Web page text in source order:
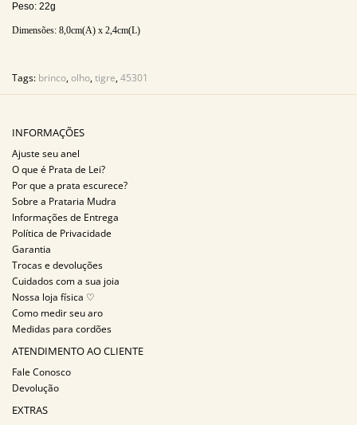
Peso: 22g
Dimensões: 8,0cm(A) x 2,4cm(L)
Tags: brinco,olho,tigre,45301
INFORMAÇÕES
Ajuste seu anel
O que é Prata de Lei?
Por que a prata escurece?
Sobre a Prataria Mudra
Informações de Entrega
Política de Privacidade
Garantia
Trocas e devoluções
Cuidados com a sua joia
Nossa loja física ♡
Como medir seu aro
Medidas para cordões
ATENDIMENTO AO CLIENTE
Fale Conosco
Devolução
EXTRAS